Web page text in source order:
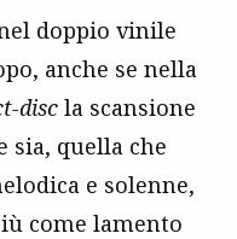
doppio vinile
anche se nella
disc la scansione
sia, quella che
e solenne,
come lamento